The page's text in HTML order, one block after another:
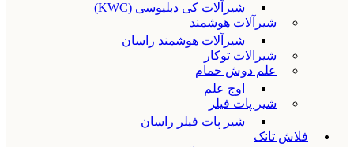
شیرآلات کی دبلیوسی (KWC)
شیرآلات هوشمند
شیرآلات هوشمند راسان
شیرالات توکار
علم دوش حمام
اوج علم
شیر پات فیلر
شیر پات فیلر راسان
فلاش تانک